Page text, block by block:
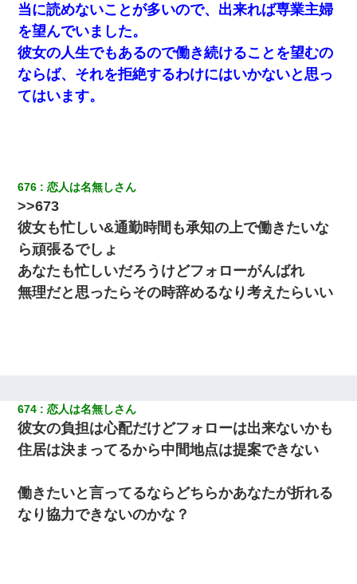
嘘をついてフリン旅行へ出かけた嫁→翌日、嫁「ただいま～」旦
那「娘がシんだよ。何度も連絡したのに…」嫁「えっ」→なん
と・・・
近所のお寺に住み込みで手伝いしてる知的障害のオッサンがい
た。ある日、オッサンが火かき棒を持って顔を真っ赤にしながら
新卒の女性社員に1年半ストーカーされていた。俺「マジで怖い」
上司「話をしてみる」→女性社員「実は10数年前に…」
上司「何なの、この書類！！」私「あの‥」上司「今は私が話し
てるの！」私「ですから」上司「黙って聞きなさい！」私「それ
は」上司「言い訳しない！」→結果ｗｗｗｗｗ
当に読めないことが多いので、出来れば専業主婦
を望んでいました。
彼女の人生でもあるので働き続けることを望むの
ならば、それを拒絶するわけにはいかないと思っ
てはいます。
676 恋人は名無しさん
>>673
彼女も忙しい&通勤時間も承知の上で働きたいな
ら頑張るでしょ
あなたも忙しいだろうけどフォローがんばれ
無理だと思ったらその時辞めるなり考えたらいい
674 恋人は名無しさん
彼女の負担は心配だけどフォローは出来ないかも
住居は決まってるから中間地点は提案できない
働きたいと言ってるならどちらかあなたが折れる
なり協力できないのかな？